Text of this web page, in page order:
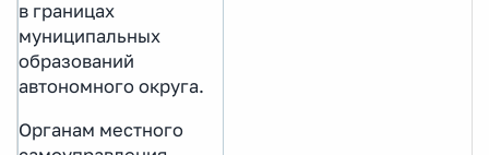
в границах
муниципальных
образований
автономного округа.
Органам местного